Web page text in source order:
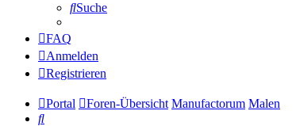
Suche
FAQ
Anmelden
Registrieren
Portal Foren-Übersicht Manufactorum Malen
Suche